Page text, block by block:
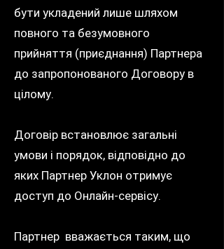
бути укладений лише шляхом
повного та безумовного
прийняття (приєднання) Партнера
до запропонованого Договору в
цілому.
Договір встановлює загальні
умови і порядок, відповідно до
яких Партнер Уклон отримує
доступ до Онлайн-сервісу.
Партнер вважається таким, що